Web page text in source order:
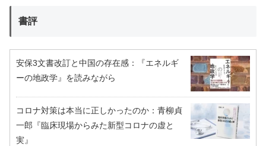
書評
安保3文書改訂と中国の存在感：『エネルギ
ーの地政学』を読みながら
コロナ対策は本当に正しかったのか：青柳貞
一郎『臨床現場からみた新型コロナの虚と
実』